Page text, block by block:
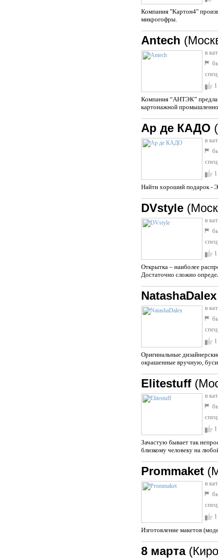
Компания "Kартон4"
микрогофры.
Antech
в
1
Компания “АНТЭК”
картонажной
Ар де КАДО
в
1
Найти хороший подарок
DVstyle
в
1
Открытка – наиболее
Достаточно сложно
NatashaDalex
в
1
Оригинальные
окрашенные вручную,
Elitestuff
в
1
Зачастую бывает так
близкому человеку на
Prommaket
в
1
Изготовление макетов
8 марта